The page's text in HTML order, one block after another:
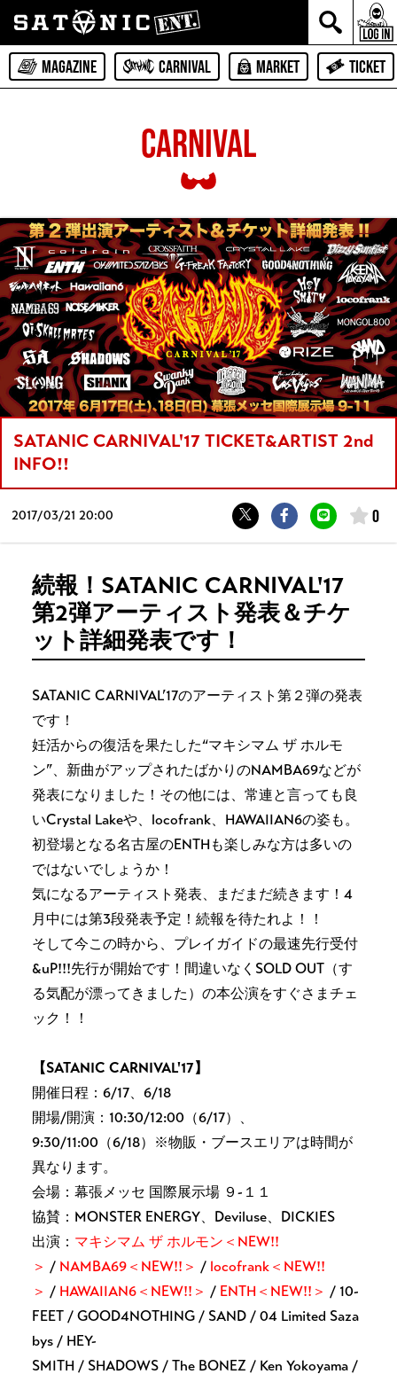
MAGAZINE CARNIVAL MARKET TICKET
CARNIVAL
SATANIC CARNIVAL'17 TICKET&ARTIST 2nd
INFO!!
2017/03/21 20:00 0
続報！SATANIC CARNIVAL'17
第2弾アーティスト発表＆チケ
ット詳細発表です！
SATANIC CARNIVAL’17のアーティスト第２弾の発表
です！
妊活からの復活を果たした“マキシマム ザ ホルモ
ン”、新曲がアップされたばかりのNAMBA69などが
発表になりました！その他には、常連と言っても良
いCrystal Lakeや、locofrank、HAWAIIAN6の姿も。
初登場となる名古屋のENTHも楽しみな方は多いの
ではないでしょうか！
気になるアーティスト発表、まだまだ続きます！4
月中には第3段発表予定！続報を待たれよ！！
そして今この時から、プレイガイドの最速先行受付
&uP!!!先行が開始です！間違いなくSOLD OUT（す
る気配が漂ってきました）の本公演をすぐさまチェ
ック！！
【SATANIC CARNIVAL'17】
開催日程：6/17、6/18
開場/開演：10:30/12:00（6/17）、
9:30/11:00（6/18）※物販・ブースエリアは時間が
異なります。
会場：幕張メッセ 国際展示場 ９-１１
協賛：MONSTER ENERGY、Deviluse、DICKIES
出演： マキシマム ザ ホルモン＜NEW!!
＞ / NAMBA69＜NEW!!＞ / locofrank＜NEW!!
＞ / HAWAIIAN6＜NEW!!＞ / ENTH＜NEW!!＞ / 10-
FEET / GOOD4NOTHING / SAND / 04 Limited Saza
bys / HEY-
SMITH / SHADOWS / The BONEZ / Ken Yokoyama /